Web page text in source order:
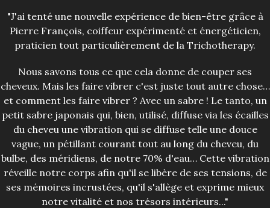
"J'ai tenté une nouvelle expérience de bien-être grâce à
Pierre François, coiffeur expérimenté et énergéticien,
praticien tout particulièrement de la Trichotherapy.
Nous savons tous ce que cela donne de couper ses
cheveux. Mais les faire vibrer c'est juste tout autre chose…
et comment les faire vibrer ? Avec un sabre ! Le tanto, un
petit sabre japonais qui, bien, utilisé, diffuse via les écailles
du cheveu une vibration qui se diffuse telle une douce
vague, un pétillant courant tout au long du cheveu, du
bulbe, des méridiens, de notre 70% d'eau… Cette vibration
réveille notre corps afin qu'il se libère de ses tensions, de
ses mémoires incrustées, qu'il s'allège et exprime mieux
notre vitalité et nos trésors intérieurs..."